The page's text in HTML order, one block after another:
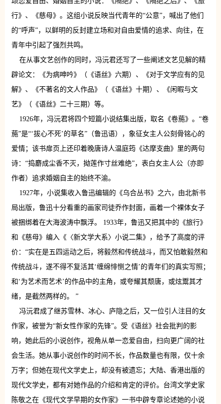
行》、《慈母》。这组小说反映当代青年的“公意”，喊出了他们
的“呼声”，以鲜明的反封建立场和对自由爱情的追求、向往，在
青年中引起了强烈共鸣。
在从事文艺创作的同时，冯沅君还写了一些阐述文艺见解的精
辟论文：《为病呻吟》（《语丝》六期）、《对于文学应有的见
解》、《不著名的文人作品》（《语丝》十期）、《闲暇与文
艺》（《语丝》二十三期）等。
1926年，冯沅君将四个短篇小说结集出版，取名《卷葹》。“卷
葹”是“‘拔心不死’的草名”（鲁迅语），象征女主人公刻骨铭心的
爱情；该书扉页上还印着晚唐诗人温庭筠《达摩支曲》里的两句
诗：“捣麝成尘香不灭，拗莲作寸丝难绝”，表白女主人公（亦即
作者）追求婚姻自主的始终不渝。
1927年，小说集收入鲁迅编辑的《乌合丛书》之六，由北新书
局出版，鲁迅十分看重的画家司徒乔作封面，画着一个裸体女子
被捆绑着在大海波涛中飘浮。 1933年，鲁迅又把其中的《旅行》
和《慈母》编入《〈新文学大系〉小说二集》，给予了高度的评
价：“实在是五四运动之后，将毅然和传统战斗，而又怕敢毅然和
传统战斗，遂不得不复活其‘缠绵悱恻之情’的青年们的真实写照；
和‘为艺术而艺术’的作品中的主角，或夸耀其颓唐，或炫鬻其才
绪，是截然两样的。 ”
冯沅君成了继苏雪林、冰心、庐隐之后，又一位引人注目的女
作家，被誉为“新女性作家的先锋”。受《语丝》社会批判的影
响，她此后的小说创作，视角从单一恋爱自由，扫向更广阔的社
会生活。她从事小说创作的时间不长，作品数量也有限，仅十余
万字；但她在现代文学史上，却没有被遗忘；大陆、香港出版的
现代文学史，都有对她作品的介绍和肯定的评价。台湾文学史家
陈敬之在《现代文学早期的女作家》一书中辟专章论述她的小说